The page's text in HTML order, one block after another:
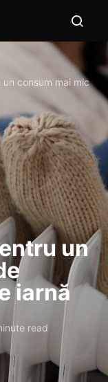
consum mai mic
un
iarnă
read